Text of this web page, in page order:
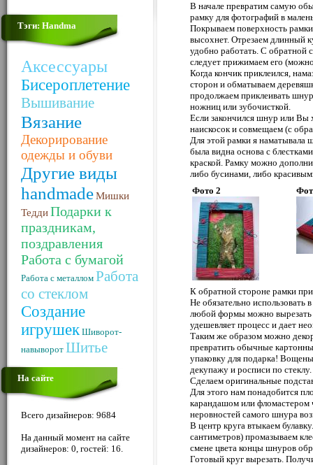
Тэги: Handma
Аксессуары
Бисероплетение
Вышивание
Вязание
Декорирование
одежды и обуви
Другие виды
handmadeМишки
ТеддиПодарки к
праздникам,
поздравления
Работа с бумагой
Работа с металлом Работа
со стеклом
Создание
игрушек Шиворот-
навыворот Шитье
На сайте
Всего дизайнеров: 9684
На данный момент на сайте
дизайнеров: 0, гостей: 16.
В начале превратим самую
рамку для фотографий в
Покрываем поверхность
высохнет. Отрезаем длинный
удобно работать. С обратной
следует прижимаем его
Когда кончик приклеился,
сторон и обматываем
продолжаем приклеивать
ножниц или зубочисткой.
Если закончился шнур или Вы
наискосок и совмещаем (с
Для этой рамки я наматывала
была видна основа с
краской. Рамку можно
либо бусинами, либо
Фото 2
К обратной стороне рамки
Не обязательно использовать
любой формы можно вырезать
удешевляет процесс и дает
Таким же образом можно
превратить обычные
упаковку для подарка!
декупажу и росписи по стеклу.
Сделаем оригинальные
Для этого нам понадобится
карандашом или фломастером
неровностей самого шнура
В центр круга втыкаем
сантиметров) промазываем
смене цвета концы шнуров
Готовый круг вырезать.